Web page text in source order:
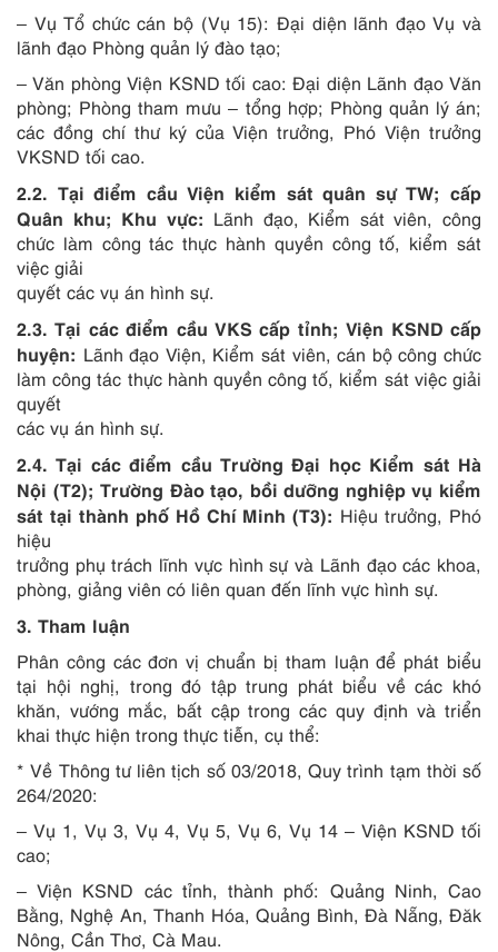
– Vụ Tổ chức cán bộ (Vụ 15): Đại diện lãnh đạo Vụ và
lãnh đạo Phòng quản lý đào tạo;
– Văn phòng Viện KSND tối cao: Đại diện Lãnh đạo Văn
phòng; Phòng tham mưu – tổng hợp; Phòng quản lý án;
các đồng chí thư ký của Viện trưởng, Phó Viện trưởng
VKSND tối cao.
2.2. Tại điểm cầu Viện kiểm sát quân sự TW; cấp
Quân khu; Khu vực: Lãnh đạo, Kiểm sát viên, công
chức làm công tác thực hành quyền công tố, kiểm sát
việc giải
quyết các vụ án hình sự.
2.3. Tại các điểm cầu VKS cấp tỉnh; Viện KSND cấp
huyện: Lãnh đạo Viện, Kiểm sát viên, cán bộ công chức
làm công tác thực hành quyền công tố, kiểm sát việc giải
quyết
các vụ án hình sự.
2.4. Tại các điểm cầu Trường Đại học Kiểm sát Hà
Nội (T2); Trường Đào tạo, bồi dưỡng nghiệp vụ kiểm
sát tại thành phố Hồ Chí Minh (T3): Hiệu trưởng, Phó
hiệu
trưởng phụ trách lĩnh vực hình sự và Lãnh đạo các khoa,
phòng, giảng viên có liên quan đến lĩnh vực hình sự.
3. Tham luận
Phân công các đơn vị chuẩn bị tham luận để phát biểu
tại hội nghị, trong đó tập trung phát biểu về các khó
khăn, vướng mắc, bất cập trong các quy định và triển
khai thực hiện trong thực tiễn, cụ thể:
* Về Thông tư liên tịch số 03/2018, Quy trình tạm thời số
264/2020:
– Vụ 1, Vụ 3, Vụ 4, Vụ 5, Vụ 6, Vụ 14 – Viện KSND tối
cao;
– Viện KSND các tỉnh, thành phố: Quảng Ninh, Cao
Bằng, Nghệ An, Thanh Hóa, Quảng Bình, Đà Nẵng, Đăk
Nông, Cần Thơ, Cà Mau.